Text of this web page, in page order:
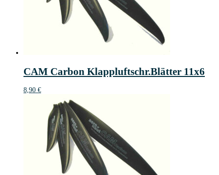
CAM Carbon Klappluftschr.Blätter 11x6
8,90 €